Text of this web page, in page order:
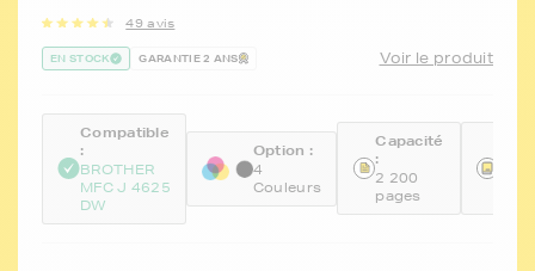
49 avis
EN STOCK GARANTIE 2 ANS Voir le produit
Compatible
:
BROTHER
MFC J 4625
DW
Option :
4
Couleurs
Capacité
:
2 200
pages